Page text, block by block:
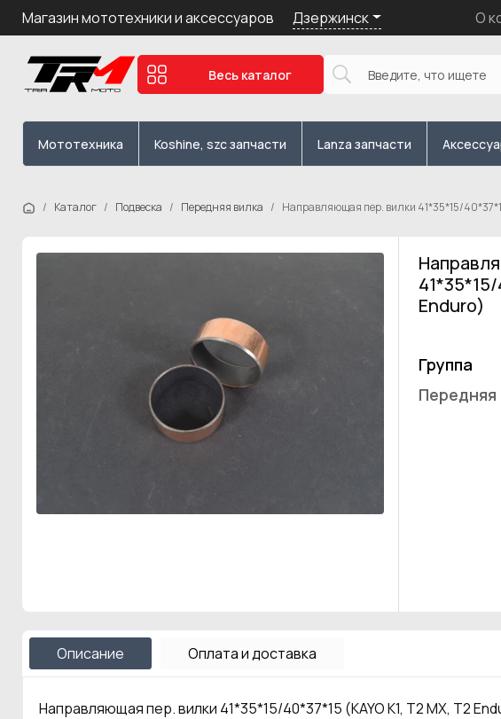
Магазин мототехники и аксессуаров Дзержинск О
Весь каталог
Мототехника Koshine, szc запчасти Lanza запчасти
Каталог Подвеска Передняя вилка Направляющая пер. вилки 41*35*15/
41*35*15/
Enduro)
Группа
Передняя
Описание Оплата и доставка
Направляющая пер. вилки 41*35*15/40*37*15 (KAYO K1, T2 MX, T2